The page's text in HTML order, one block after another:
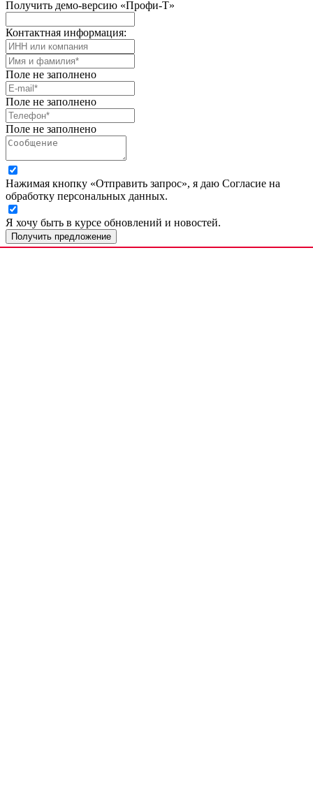
Получить демо-версию «Профи-Т»
Контактная информация:
Поле не заполнено
Поле не заполнено
Поле не заполнено
Нажимая кнопку «Отправить запрос», я даю Согласие на
обработку персональных данных.
Я хочу быть в курсе обновлений и новостей.
Получить предложение